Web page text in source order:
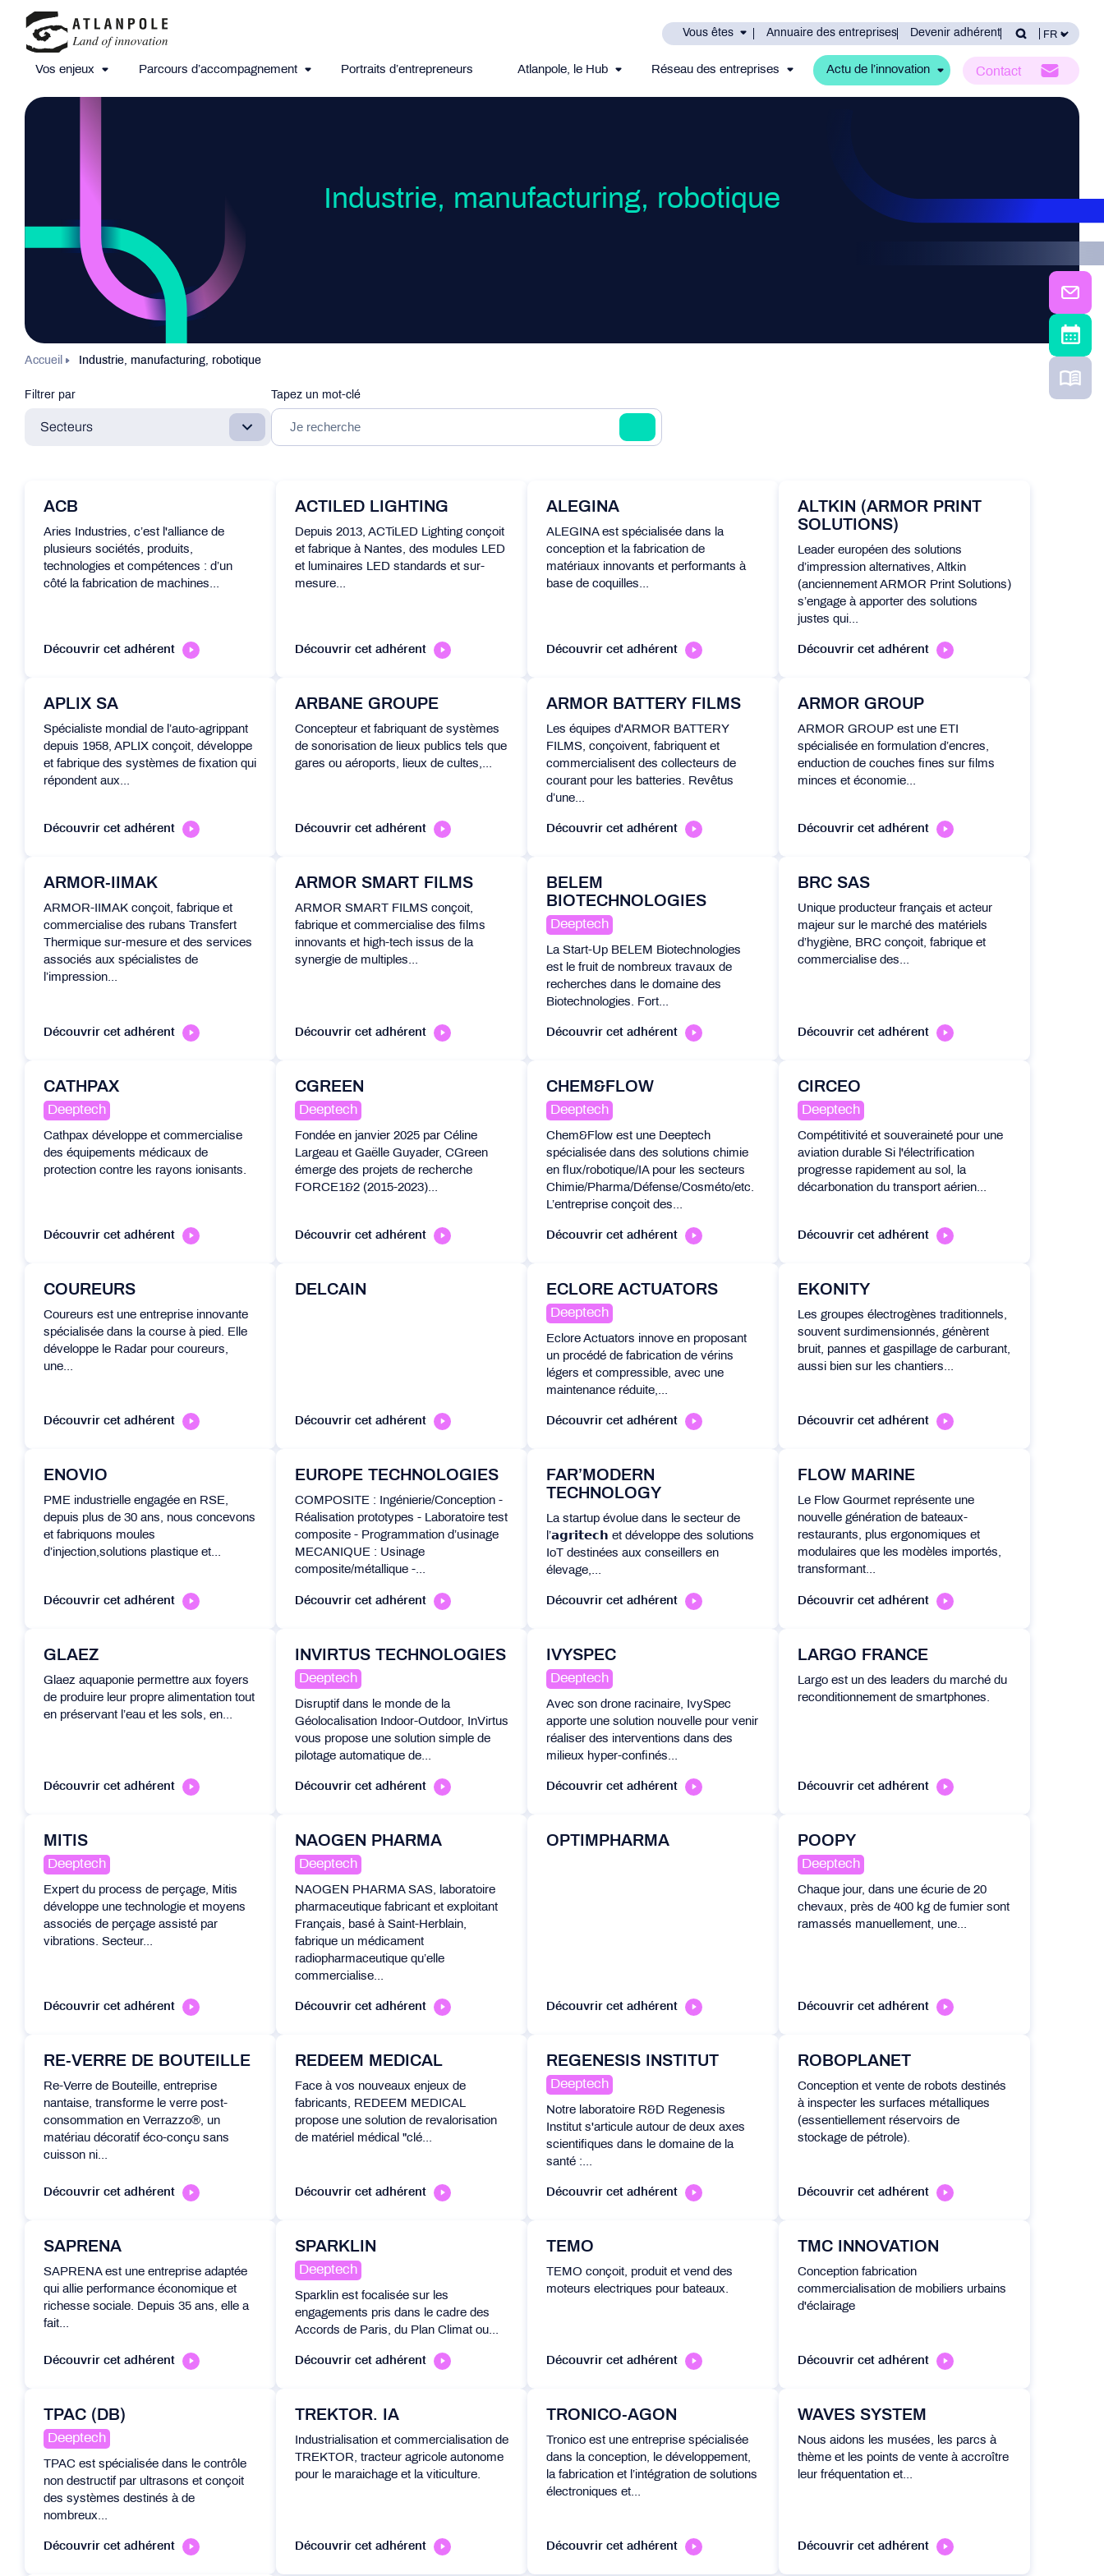
Vous êtes Annuaire des entreprises Devenir adhérent
Vos enjeux Parcours d’accompagnement Portraits d’entrepreneurs Atlanpole, le Hub Réseau des entreprises Actu de l’innovation Contact
Industrie, manufacturing, robotique
Accueil Industrie, manufacturing, robotique
Filtrer par
Secteurs
Tapez un mot-clé
ACB
Aries Industries, c’est l'alliance de
plusieurs sociétés, produits,
technologies et compétences : d’un
côté la fabrication de machines...
Découvrir cet adhérent
ACTILED LIGHTING
Depuis 2013, ACTiLED Lighting conçoit
et fabrique à Nantes, des modules LED
et luminaires LED standards et sur-
mesure...
Découvrir cet adhérent
ALEGINA
ALEGINA est spécialisée dans la
conception et la fabrication de
matériaux innovants et performants à
base de coquilles...
Découvrir cet adhérent
ALTKIN (ARMOR PRINT
SOLUTIONS)
Leader européen des solutions
d’impression alternatives, Altkin
(anciennement ARMOR Print Solutions)
s’engage à apporter des solutions
justes qui...
Découvrir cet adhérent
APLIX SA
Spécialiste mondial de l’auto-agrippant
depuis 1958, APLIX conçoit, développe
et fabrique des systèmes de fixation qui
répondent aux...
Découvrir cet adhérent
ARBANE GROUPE
Concepteur et fabriquant de systèmes
de sonorisation de lieux publics tels que
gares ou aéroports, lieux de cultes,...
Découvrir cet adhérent
ARMOR BATTERY FILMS
Les équipes d'ARMOR BATTERY
FILMS, conçoivent, fabriquent et
commercialisent des collecteurs de
courant pour les batteries. Revêtus
d’une...
Découvrir cet adhérent
ARMOR GROUP
ARMOR GROUP est une ETI
spécialisée en formulation d’encres,
enduction de couches fines sur films
minces et économie...
Découvrir cet adhérent
ARMOR-IIMAK
ARMOR-IIMAK conçoit, fabrique et
commercialise des rubans Transfert
Thermique sur-mesure et des services
associés aux spécialistes de
l’impression...
Découvrir cet adhérent
ARMOR SMART FILMS
ARMOR SMART FILMS conçoit,
fabrique et commercialise des films
innovants et high-tech issus de la
synergie de multiples...
Découvrir cet adhérent
BELEM
BIOTECHNOLOGIES
Deeptech
La Start-Up BELEM Biotechnologies
est le fruit de nombreux travaux de
recherches dans le domaine des
Biotechnologies. Fort...
Découvrir cet adhérent
BRC SAS
Unique producteur français et acteur
majeur sur le marché des matériels
d’hygiène, BRC conçoit, fabrique et
commercialise des...
Découvrir cet adhérent
CATHPAX
Deeptech
Cathpax développe et commercialise
des équipements médicaux de
protection contre les rayons ionisants.
Découvrir cet adhérent
CGREEN
Deeptech
Fondée en janvier 2025 par Céline
Largeau et Gaëlle Guyader, CGreen
émerge des projets de recherche
FORCE1&2 (2015-2023)...
Découvrir cet adhérent
CHEM&FLOW
Deeptech
Chem&Flow est une Deeptech
spécialisée dans des solutions chimie
en flux/robotique/IA pour les secteurs
Chimie/Pharma/Défense/Cosméto/etc.
L’entreprise conçoit des...
Découvrir cet adhérent
CIRCEO
Deeptech
Compétitivité et souveraineté pour une
aviation durable Si l'électrification
progresse rapidement au sol, la
décarbonation du transport aérien...
Découvrir cet adhérent
COUREURS
Coureurs est une entreprise innovante
spécialisée dans la course à pied. Elle
développe le Radar pour coureurs,
une...
Découvrir cet adhérent
DELCAIN
Découvrir cet adhérent
ECLORE ACTUATORS
Deeptech
Eclore Actuators innove en proposant
un procédé de fabrication de vérins
légers et compressible, avec une
maintenance réduite,...
Découvrir cet adhérent
EKONITY
Les groupes électrogènes traditionnels,
souvent surdimensionnés, génèrent
bruit, pannes et gaspillage de carburant,
aussi bien sur les chantiers...
Découvrir cet adhérent
ENOVIO
PME industrielle engagée en RSE,
depuis plus de 30 ans, nous concevons
et fabriquons moules
d’injection,solutions plastique et...
Découvrir cet adhérent
EUROPE TECHNOLOGIES
COMPOSITE : Ingénierie/Conception -
Réalisation prototypes - Laboratoire test
composite - Programmation d’usinage
MECANIQUE : Usinage
composite/métallique -...
Découvrir cet adhérent
FAR’MODERN
TECHNOLOGY
La startup évolue dans le secteur de
l’𝗮𝗴𝗿𝗶𝘁𝗲𝗰𝗵 et développe des solutions
IoT destinées aux conseillers en
élevage,...
Découvrir cet adhérent
FLOW MARINE
Le Flow Gourmet représente une
nouvelle génération de bateaux-
restaurants, plus ergonomiques et
modulaires que les modèles importés,
transformant...
Découvrir cet adhérent
GLAEZ
Glaez aquaponie permettre aux foyers
de produire leur propre alimentation tout
en préservant l’eau et les sols, en...
Découvrir cet adhérent
INVIRTUS TECHNOLOGIES
Deeptech
Disruptif dans le monde de la
Géolocalisation Indoor-Outdoor, InVirtus
vous propose une solution simple de
pilotage automatique de...
Découvrir cet adhérent
IVYSPEC
Deeptech
Avec son drone racinaire, IvySpec
apporte une solution nouvelle pour venir
réaliser des interventions dans des
milieux hyper-confinés...
Découvrir cet adhérent
LARGO FRANCE
Largo est un des leaders du marché du
reconditionnement de smartphones.
Découvrir cet adhérent
MITIS
Deeptech
Expert du process de perçage, Mitis
développe une technologie et moyens
associés de perçage assisté par
vibrations. Secteur...
Découvrir cet adhérent
NAOGEN PHARMA
Deeptech
NAOGEN PHARMA SAS, laboratoire
pharmaceutique fabricant et exploitant
Français, basé à Saint-Herblain,
fabrique un médicament
radiopharmaceutique qu’elle
commercialise...
Découvrir cet adhérent
OPTIMPHARMA
Découvrir cet adhérent
POOPY
Deeptech
Chaque jour, dans une écurie de 20
chevaux, près de 400 kg de fumier sont
ramassés manuellement, une...
Découvrir cet adhérent
RE-VERRE DE BOUTEILLE
Re-Verre de Bouteille, entreprise
nantaise, transforme le verre post-
consommation en Verrazzo®, un
matériau décoratif éco-conçu sans
cuisson ni...
Découvrir cet adhérent
REDEEM MEDICAL
Face à vos nouveaux enjeux de
fabricants, REDEEM MEDICAL
propose une solution de revalorisation
de matériel médical "clé...
Découvrir cet adhérent
REGENESIS INSTITUT
Deeptech
Notre laboratoire R&D Regenesis
Institut s'articule autour de deux axes
scientifiques dans le domaine de la
santé :...
Découvrir cet adhérent
ROBOPLANET
Conception et vente de robots destinés
à inspecter les surfaces métalliques
(essentiellement réservoirs de
stockage de pétrole).
Découvrir cet adhérent
SAPRENA
SAPRENA est une entreprise adaptée
qui allie performance économique et
richesse sociale. Depuis 35 ans, elle a
fait...
Découvrir cet adhérent
SPARKLIN
Deeptech
Sparklin est focalisée sur les
engagements pris dans le cadre des
Accords de Paris, du Plan Climat ou...
Découvrir cet adhérent
TEMO
TEMO conçoit, produit et vend des
moteurs electriques pour bateaux.
Découvrir cet adhérent
TMC INNOVATION
Conception fabrication
commercialisation de mobiliers urbains
d'éclairage
Découvrir cet adhérent
TPAC (DB)
Deeptech
TPAC est spécialisée dans le contrôle
non destructif par ultrasons et conçoit
des systèmes destinés à de
nombreux...
Découvrir cet adhérent
TREKTOR. IA
Industrialisation et commercialisation de
TREKTOR, tracteur agricole autonome
pour le maraichage et la viticulture.
Découvrir cet adhérent
TRONICO-AGON
Tronico est une entreprise spécialisée
dans la conception, le développement,
la fabrication et l’intégration de solutions
électroniques et...
Découvrir cet adhérent
WAVES SYSTEM
Nous aidons les musées, les parcs à
thème et les points de vente à accroître
leur fréquentation et...
Découvrir cet adhérent